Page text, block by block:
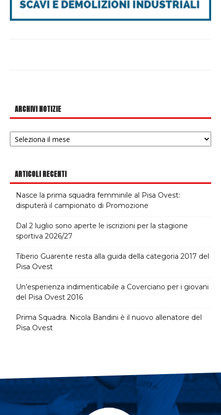
ARCHIVI NOTIZIE
Archivi
notizie
ARTICOLI RECENTI
Nasce la prima squadra femminile al Pisa Ovest:
disputerà il campionato di Promozione
Dal 2 luglio sono aperte le iscrizioni per la stagione
sportiva 2026/27
Tiberio Guarente resta alla guida della categoria 2017 del
Pisa Ovest
Un’esperienza indimenticabile a Coverciano per i giovani
del Pisa Ovest 2016
Prima Squadra. Nicola Bandini è il nuovo allenatore del
Pisa Ovest